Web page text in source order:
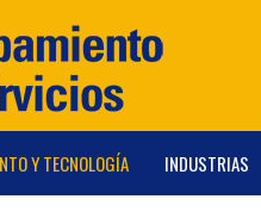
Y TECNOLOGÍA INDUSTRIAS